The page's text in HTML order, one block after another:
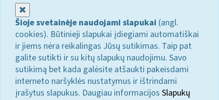
Šioje svetainėje naudojami slapukai (angl.
cookies). Būtinieji slapukai įdiegiami automatiškai
ir jiems nėra reikalingas Jūsų sutikimas. Taip pat
galite sutikti ir su kitų slapukų naudojimu. Savo
sutikimą bet kada galėsite atšaukti pakeisdami
interneto naršyklės nustatymus ir ištrindami
įrašytus slapukus. Daugiau informacijos Slapukų